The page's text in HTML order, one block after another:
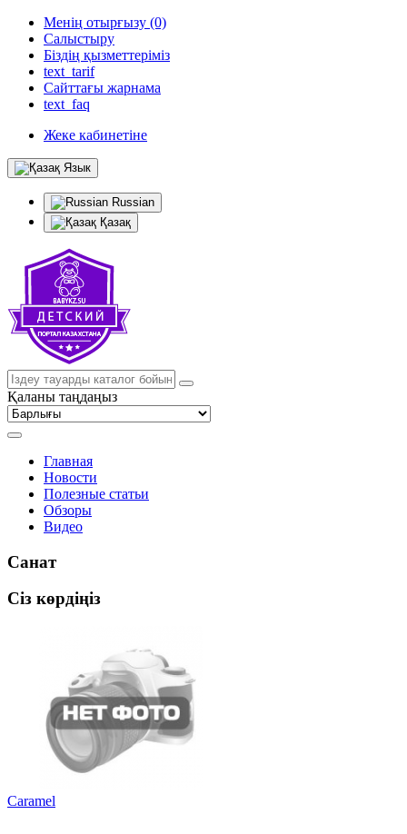
Менің отырғызу (0)
Салыстыру
Біздің қызметтеріміз
text_tarif
Сайттағы жарнама
text_faq
Жеке кабинетіне
Язык
Russian
Қазақ
Қаланы таңдаңыз
Главная
Новости
Полезные статьи
Обзоры
Видео
Санат
Сіз көрдіңіз
Caramel